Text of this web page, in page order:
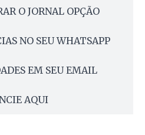
O JORNAL OPÇÃO
NO SEU WHATSAPP
EM SEU EMAIL
AQUI